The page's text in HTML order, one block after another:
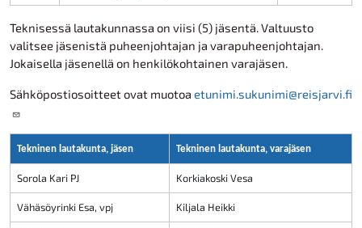
Teknisessä lautakunnassa on viisi (5) jäsentä. Valtuusto
valitsee jäsenistä puheenjohtajan ja varapuheenjohtajan.
Jokaisella jäsenellä on henkilökohtainen varajäsen.
Sähköpostiosoitteet ovat muotoa etunimi.sukunimi@reisjarvi.fi
Tekninen lautakunta, jäsen Tekninen lautakunta, varajäsen
Sorola Kari PJ Korkiakoski Vesa
Vähäsöyrinki Esa, vpj Kiljala Heikki